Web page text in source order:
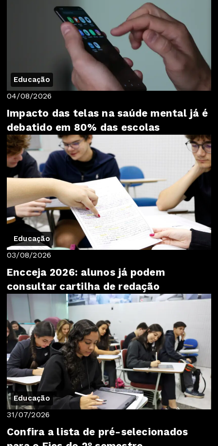
Educação
04/08/2026
Impacto das telas na saúde mental já é
debatido em 80% das escolas
Educação
03/08/2026
Encceja 2026: alunos já podem
consultar cartilha de redação
Educação
31/07/2026
Confira a lista de pré-selecionados